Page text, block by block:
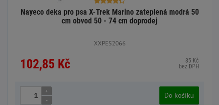
Nayeco deka pro psa X-Trek Marino zateplená modrá 50
cm obvod 50 - 74 cm doprodej
XXPE52066
102,85 Kč
85 Kč
bez DPH
+
-
Do košíku